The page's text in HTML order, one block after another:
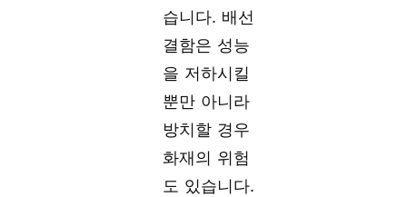
습니다. 배선
결함은 성능
을 저하시킬
뿐만 아니라
방치할 경우
화재의 위험
도 있습니다.